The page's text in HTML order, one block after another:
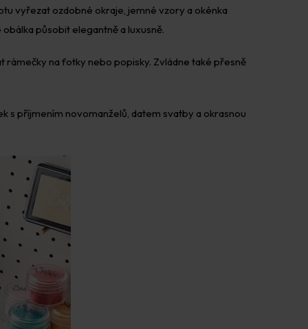
vyřezat ozdobné okraje, jemné vzory a okénka
působit elegantně a luxusně.
rámečky na fotky nebo popisky. Zvládne také přesně
s příjmením novomanželů, datem svatby a okrasnou